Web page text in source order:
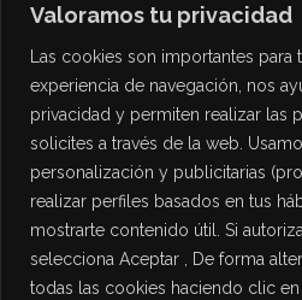
Valoramos tu privacidad
Las cookies son importantes para
experiencia de navegación, nos
privacidad y permiten realizar las
solicites a través de la web.
personalización y publicitarias
realizar perfiles basados en tus
mostrarte contenido útil. Si
selecciona Aceptar , De forma
todas las cookies haciendo clic
PROTECCIÓN DE DATOS
Política de Privacidad
Política de Cookies
Aviso Legal